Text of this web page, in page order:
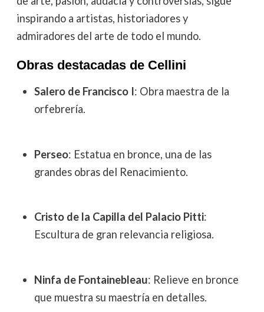
inspirando a artistas, historiadores y
admiradores del arte de todo el mundo.
Obras destacadas de Cellini
Salero de Francisco I: Obra maestra de la
orfebrería.
Perseo: Estatua en bronce, una de las
grandes obras del Renacimiento.
Cristo de la Capilla del Palacio Pitti:
Escultura de gran relevancia religiosa.
Ninfa de Fontainebleau: Relieve en bronce
que muestra su maestría en detalles.